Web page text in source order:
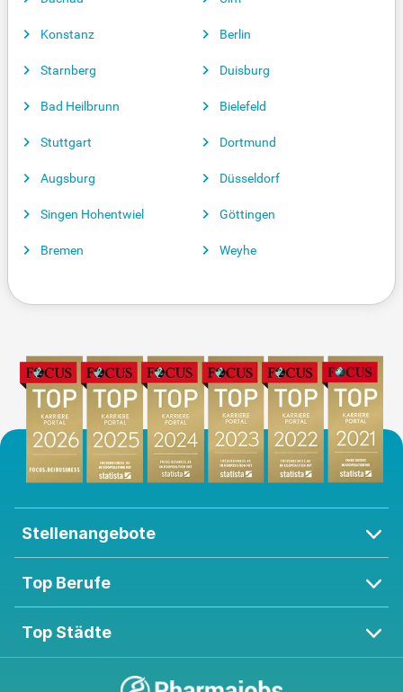
Konstanz
Starnberg
Bad Heilbrunn
Stuttgart
Augsburg
Singen Hohentwiel
Bremen
Berlin
Duisburg
Bielefeld
Dortmund
Düsseldorf
Göttingen
Weyhe
Stellenangebote
Top Berufe
Top Städte